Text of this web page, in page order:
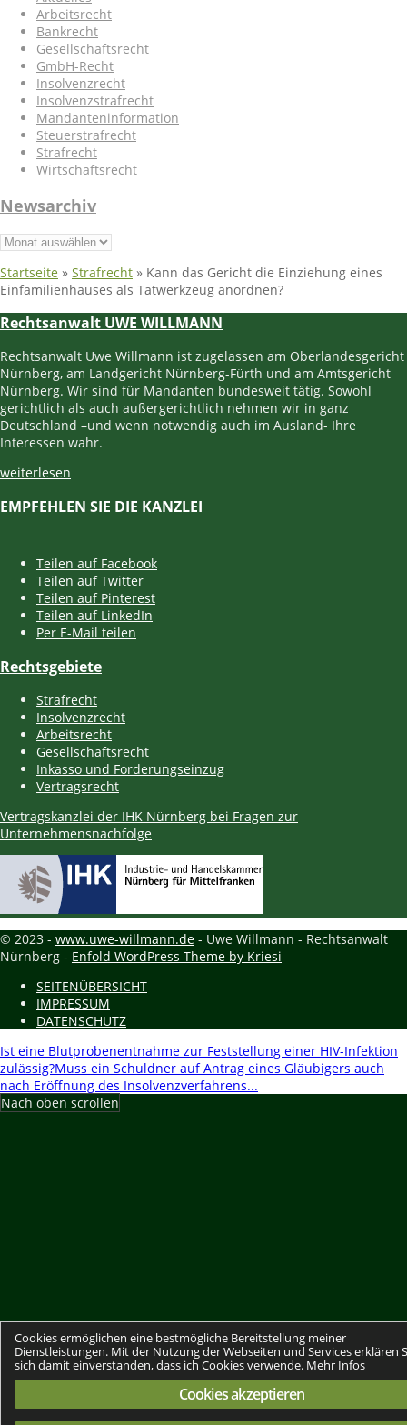
Arbeitsrecht
Bankrecht
Gesellschaftsrecht
GmbH-Recht
Insolvenzrecht
Insolvenzstrafrecht
Mandanteninformation
Steuerstrafrecht
Strafrecht
Wirtschaftsrecht
Newsarchiv
Newsarchiv
Startseite » Strafrecht » Kann das Gericht die Einziehung eines
Einfamilienhauses als Tatwerkzeug anordnen?
Rechtsanwalt UWE WILLMANN
Rechtsanwalt Uwe Willmann ist zugelassen am Oberlandesgericht
Nürnberg, am Landgericht Nürnberg-Fürth und am Amtsgericht
Nürnberg. Wir sind für Mandanten bundesweit tätig. Sowohl
gerichtlich als auch außergerichtlich nehmen wir in ganz
Deutschland –und wenn notwendig auch im Ausland- Ihre
Interessen wahr.
weiterlesen
EMPFEHLEN SIE DIE KANZLEI
Teilen auf Facebook
Teilen auf Twitter
Teilen auf Pinterest
Teilen auf LinkedIn
Per E-Mail teilen
Rechtsgebiete
Strafrecht
Insolvenzrecht
Arbeitsrecht
Gesellschaftsrecht
Inkasso und Forderungseinzug
Vertragsrecht
Vertragskanzlei der IHK Nürnberg bei Fragen zur
Unternehmensnachfolge
© 2023 - www.uwe-willmann.de - Uwe Willmann - Rechtsanwalt
Nürnberg - Enfold WordPress Theme by Kriesi
SEITENÜBERSICHT
IMPRESSUM
DATENSCHUTZ
Ist eine Blutprobenentnahme zur Feststellung einer HIV-Infektion
zulässig?Muss ein Schuldner auf Antrag eines Gläubigers auch
nach Eröffnung des Insolvenzverfahrens...
Nach oben scrollen
Cookies ermöglichen eine bestmögliche Bereitstellung meiner
Dienstleistungen. Mit der Nutzung der Webseiten und Services erklären
sich damit einverstanden, dass ich Cookies verwende. Mehr Infos
Cookies akzeptieren